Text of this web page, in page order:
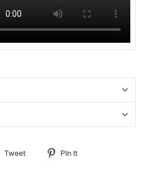
Tweet
Tweet Pin it